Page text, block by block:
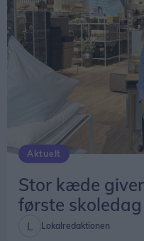
Aktuelt
Stor kæde
første skoledag
Lokalredaktionen